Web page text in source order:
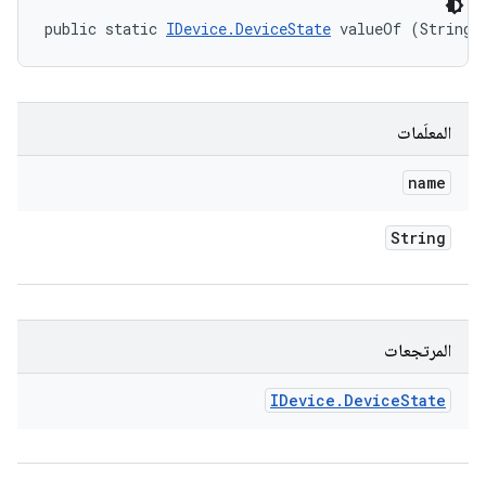
public static IDevice.DeviceState valueOf (String
المعلَمات
name
String
المرتجعات
IDevice . DeviceState